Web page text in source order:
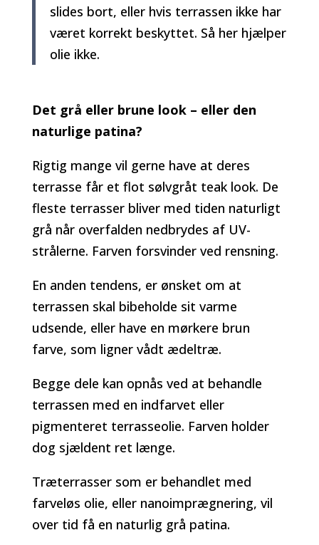
slides bort, eller hvis terrassen ikke har
været korrekt beskyttet. Så her hjælper
olie ikke.
Det grå eller brune look – eller den
naturlige patina?
Rigtig mange vil gerne have at deres
terrasse får et flot sølvgråt teak look. De
fleste terrasser bliver med tiden naturligt
grå når overfalden nedbrydes af UV-
strålerne. Farven forsvinder ved rensning.
En anden tendens, er ønsket om at
terrassen skal bibeholde sit varme
udsende, eller have en mørkere brun
farve, som ligner vådt ædeltræ.
Begge dele kan opnås ved at behandle
terrassen med en indfarvet eller
pigmenteret terrasseolie. Farven holder
dog sjældent ret længe.
Træterrasser som er behandlet med
farveløs olie, eller nanoimprægnering, vil
over tid få en naturlig grå patina.